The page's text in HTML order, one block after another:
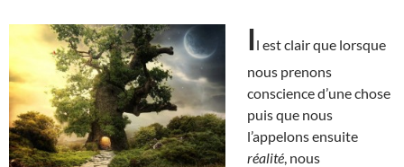
Il est clair que lorsque
nous prenons
conscience d’une chose
puis que nous
l’appelons ensuite
réalité , nous